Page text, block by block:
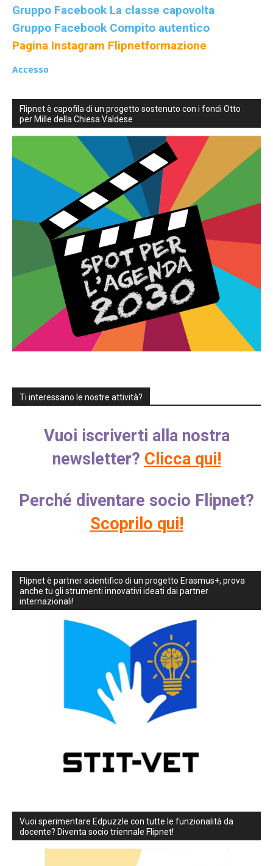
Gruppo Facebook La classe capovolta
Gruppo Facebook Compito autentico
Pagina Instagram Flipnetformazione
Accesso
Flipnet è capofila di un progetto sostenuto con i fondi Otto
per Mille della Chiesa Valdese
Ti interessano le nostre attività?
Vuoi iscriverti alla nostra
newsletter? Clicca qui!
Perché diventare socio Flipnet?
Scoprilo qui!
Flipnet è partner scientifico di un progetto Erasmus+, prova
anche tu gli strumenti innovativi ideati dai partner
internazionali!
Vuoi sperimentare Edpuzzle con tutte le funzionalità da
docente? Diventa socio triennale Flipnet!